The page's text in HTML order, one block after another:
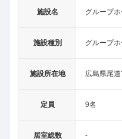
施設名 グループ
施設種別 グループホ
施設所在地 広島県尾
定員 9名
居室総数 -